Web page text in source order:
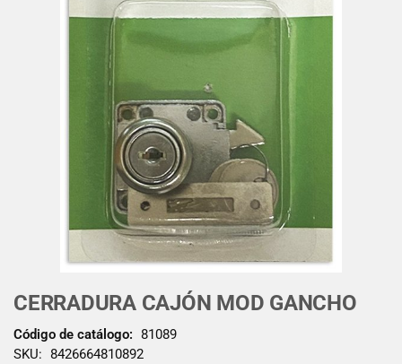
CERRADURA CAJÓN MOD GANCHO
Código de catálogo: 81089
SKU: 8426664810892